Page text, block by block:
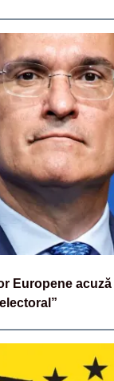
Europene